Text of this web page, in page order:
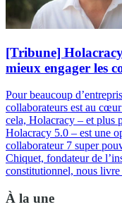
[Tribune]
mieux engager les
Pour beaucoup
collaborateurs est au
cela, Holacracy – et plus
Holacracy 5.0 – est une
collaborateur 7 super
Chiquet, fondateur de
constitutionnel, nous livre
À la une